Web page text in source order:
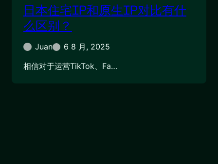
日本住宅IP和原生IP对比有什
么区别？
Juan
6 8 月, 2025
相信对于运营TikTok、Fa…